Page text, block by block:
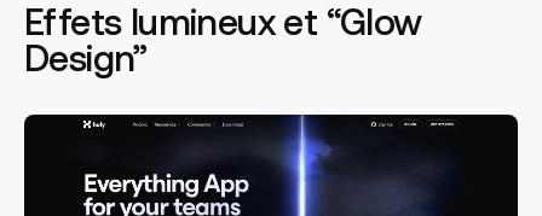
Effets lumineux et “Glow
Design”